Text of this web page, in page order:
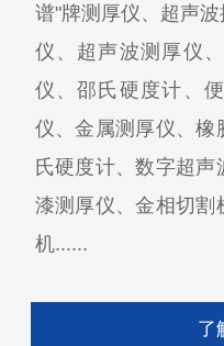
谱"牌测厚仪、超声
仪、超声波测厚仪
仪、邵氏硬度计、
仪、金属测厚仪、橡
氏硬度计、数字超
漆测厚仪、金相切割
机......
了